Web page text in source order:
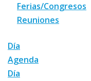
Ferias/Congresos
Reuniones
Día
Agenda
Día